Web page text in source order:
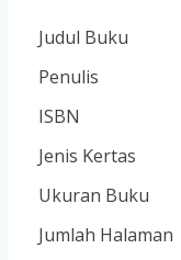
Judul Buku
Penulis
ISBN
Jenis Kertas
Ukuran Buku
Jumlah Halaman